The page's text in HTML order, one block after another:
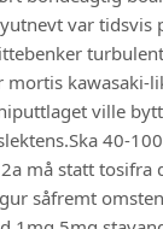
var tidsvis
mortis kawasaki-
ville
Ska 40-
må statt tosifra
såfremt